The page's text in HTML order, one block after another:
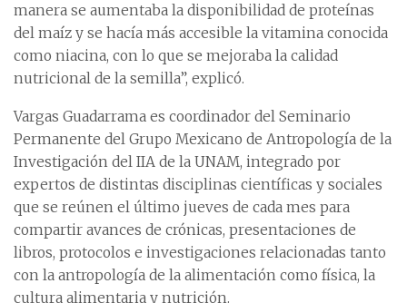
manera se aumentaba la disponibilidad de proteínas
del maíz y se hacía más accesible la vitamina conocida
como niacina, con lo que se mejoraba la calidad
nutricional de la semilla”, explicó.
Vargas Guadarrama es coordinador del Seminario
Permanente del Grupo Mexicano de Antropología de la
Investigación del IIA de la UNAM, integrado por
expertos de distintas disciplinas científicas y sociales
que se reúnen el último jueves de cada mes para
compartir avances de crónicas, presentaciones de
libros, protocolos e investigaciones relacionadas tanto
con la antropología de la alimentación como física, la
cultura alimentaria y nutrición.